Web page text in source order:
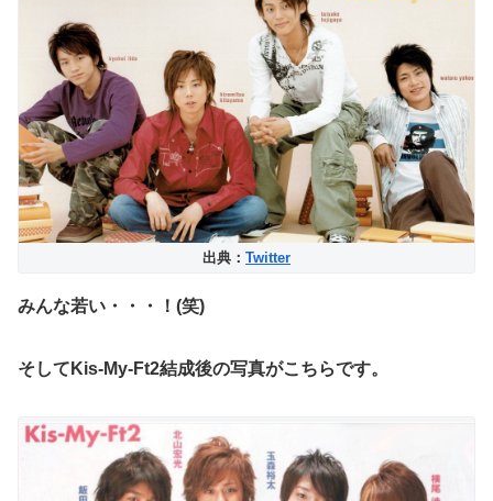
出典： Twitter
みんな若い・・・！(笑)
そしてKis-My-Ft2結成後の写真がこちらです。